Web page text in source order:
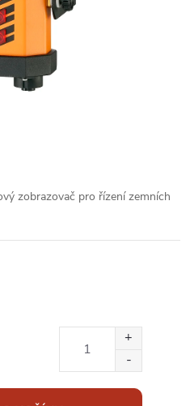
zobrazovač pro řízení zemních